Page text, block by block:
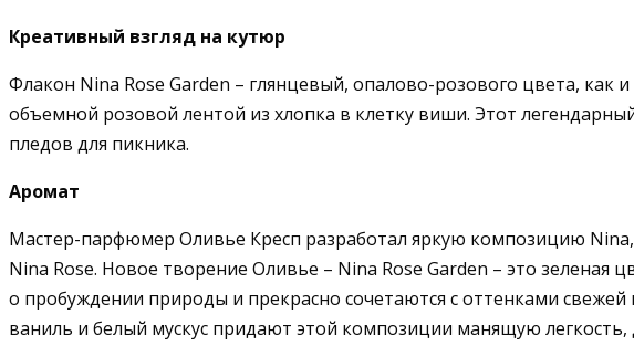
Креативный взгляд на кутюр
Флакон Nina Rose Garden – глянцевый, опалово-розового цвета, как
объемной розовой лентой из хлопка в клетку виши. Этот
пледов для пикника.
Аромат
Мастер-парфюмер Оливье Кресп разработал яркую композицию
Nina Rose. Новое творение Оливье – Nina Rose Garden – это
о пробуждении природы и прекрасно сочетаются с оттенками
ваниль и белый мускус придают этой композиции манящую